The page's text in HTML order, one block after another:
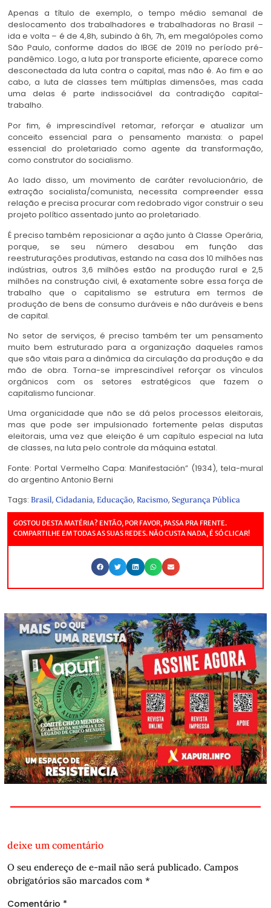
Apenas a título de exemplo, o tempo médio semanal de
deslocamento dos trabalhadores e trabalhadoras no Brasil –
ida e volta – é de 4,8h, subindo à 6h, 7h, em megalópoles como
São Paulo, conforme dados do IBGE de 2019 no período pré-
pandêmico. Logo, a luta por transporte eficiente, aparece como
desconectada da luta contra o capital, mas não é. Ao fim e ao
cabo, a luta de classes tem múltiplas dimensões, mas cada
uma delas é parte indissociável da contradição capital-
trabalho.
Por fim, é imprescindível retomar, reforçar e atualizar um
conceito essencial para o pensamento marxista: o papel
essencial do proletariado como agente da transformação,
como construtor do socialismo.
Ao lado disso, um movimento de caráter revolucionário, de
extração socialista/comunista, necessita compreender essa
relação e precisa procurar com redobrado vigor construir o seu
projeto político assentado junto ao proletariado.
É preciso também reposicionar a ação junto à Classe Operária,
porque, se seu número desabou em função das
reestruturações produtivas, estando na casa dos 10 milhões nas
indústrias, outros 3,6 milhões estão na produção rural e 2,5
milhões na construção civil, é exatamente sobre essa força de
trabalho que o capitalismo se estrutura em termos de
produção de bens de consumo duráveis e não duráveis e bens
de capital.
No setor de serviços, é preciso também ter um pensamento
muito bem estruturado para a organização daqueles ramos
que são vitais para a dinâmica da circulação da produção e da
mão de obra. Torna-se imprescindível reforçar os vínculos
orgânicos com os setores estratégicos que fazem o
capitalismo funcionar.
Uma organicidade que não se dá pelos processos eleitorais,
mas que pode ser impulsionado fortemente pelas disputas
eleitorais, uma vez que eleição é um capítulo especial na luta
de classes, na luta pelo controle da máquina estatal.
Fonte: Portal Vermelho Capa: Manifestación” (1934), tela-mural
do argentino Antonio Berni
Tags: Brasil, Cidadania, Educação, Racismo, Segurança Pública
GOSTOU DESTA MATÉRIA? ENTÃO, POR FAVOR, PASSA PRA FRENTE.
COMPARTILHE EM TODAS AS SUAS REDES. NÃO CUSTA NADA, É SÓ CLICAR!
deixe um comentário
O seu endereço de e-mail não será publicado. Campos
obrigatórios são marcados com *
Comentário *